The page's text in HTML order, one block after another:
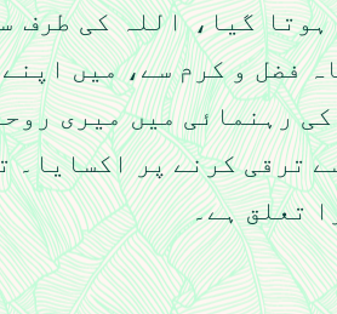
گیا، اللہ کی طرف
کے بے پناہ فضل و کرم سے،
رہنمائی میں میری
ترقی کرنے پر اکسایا۔
تعلق ہے۔